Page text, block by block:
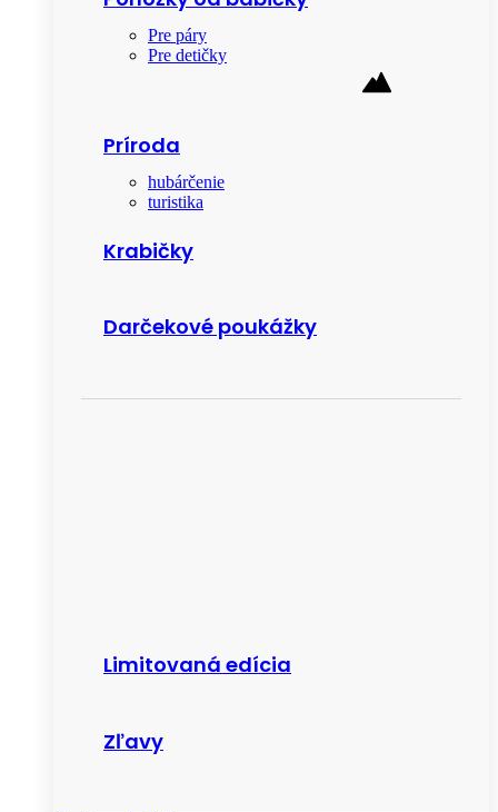
Pre páry
Pre detičky
Príroda
hubárčenie
turistika
Krabičky
Darčekové poukážky
Limitovaná edícia
Zľavy